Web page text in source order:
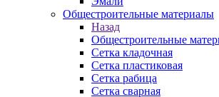
Общестроительные материалы
Назад
Общестроительные
Сетка кладочная
Сетка пластиковая
Сетка рабица
Сетка сварная